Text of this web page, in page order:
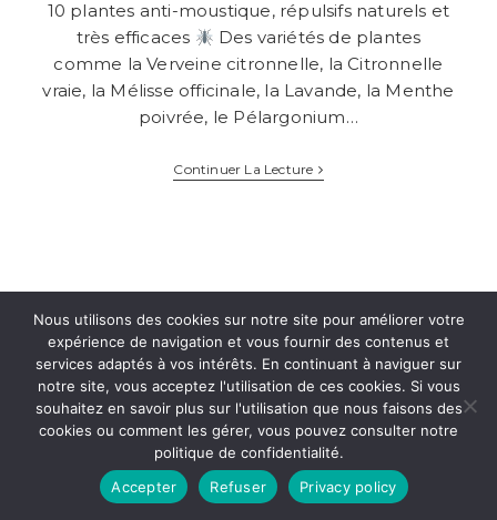
la
publication :
10 plantes anti-moustique, répulsifs naturels et
très efficaces
Des variétés de plantes
comme la Verveine citronnelle, la Citronnelle
vraie, la Mélisse officinale, la Lavande, la Menthe
poivrée, le Pélargonium…
Continuer La Lecture10
Plantes
Très
Efficaces
FACEBOOK TWITTER INSTAGRAM RSS
© TOUS DROITS RÉSERVÉS. HABITATDISCOUNT.NET -
MENTIONS LÉGALES
Nous utilisons des cookies sur notre site pour améliorer votre
expérience de navigation et vous fournir des contenus et
services adaptés à vos intérêts. En continuant à naviguer sur
notre site, vous acceptez l'utilisation de ces cookies. Si vous
souhaitez en savoir plus sur l'utilisation que nous faisons des
cookies ou comment les gérer, vous pouvez consulter notre
politique de confidentialité.
Accepter
Refuser Privacy policy